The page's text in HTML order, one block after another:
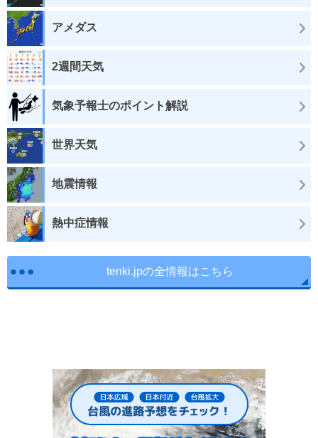
アメダス
2週間天気
気象予報士のポイント解説
世界天気
地震情報
熱中症情報
tenki.jpの全情報はこちら